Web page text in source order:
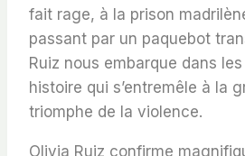
fait rage, à la prison
passant par un paquebot
Ruiz nous embarque dans
histoire qui s’entremêle à la
triomphe de la violence.
Olivia Ruiz confirme